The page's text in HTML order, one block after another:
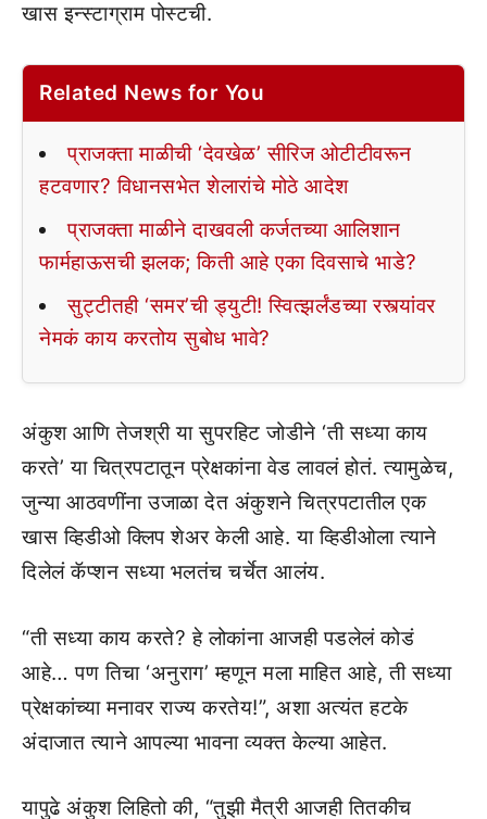
खास इन्स्टाग्राम पोस्टची.
Related News for You
प्राजक्ता माळीची ‘देवखेळ’ सीरिज ओटीटीवरून
हटवणार? विधानसभेत शेलारांचे मोठे आदेश
प्राजक्ता माळीने दाखवली कर्जतच्या आलिशान
फार्महाऊसची झलक; किती आहे एका दिवसाचे भाडे?
सुट्टीतही ‘समर’ची ड्युटी! स्वित्झर्लंडच्या रस्त्यांवर
नेमकं काय करतोय सुबोध भावे?
अंकुश आणि तेजश्री या सुपरहिट जोडीने ‘ती सध्या काय
करते’ या चित्रपटातून प्रेक्षकांना वेड लावलं होतं. त्यामुळेच,
जुन्या आठवणींना उजाळा देत अंकुशने चित्रपटातील एक
खास व्हिडीओ क्लिप शेअर केली आहे. या व्हिडीओला त्याने
दिलेलं कॅप्शन सध्या भलतंच चर्चेत आलंय.
“ती सध्या काय करते? हे लोकांना आजही पडलेलं कोडं
आहे… पण तिचा ‘अनुराग’ म्हणून मला माहित आहे, ती सध्या
प्रेक्षकांच्या मनावर राज्य करतेय!”, अशा अत्यंत हटके
अंदाजात त्याने आपल्या भावना व्यक्त केल्या आहेत.
यापुढे अंकुश लिहितो की, “तुझी मैत्री आजही तितकीच